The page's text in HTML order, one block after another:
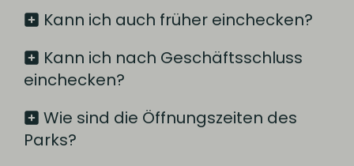
Kann ich auch früher einchecken?
Kann ich nach Geschäftsschluss
einchecken?
Wie sind die Öffnungszeiten des
Parks?